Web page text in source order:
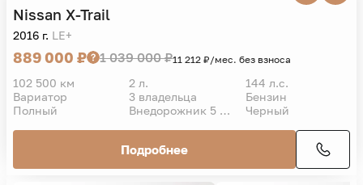
Nissan X-Trail
2016 г. LE+
889 000 ₽ 1 039 000 ₽11 212 ₽/мес. без взноса
102 500 км 2 л.
144 л.с.
Вариатор
3 владельца
Бензин
Полный
Внедорожник 5 дв. Черный
Подробнее